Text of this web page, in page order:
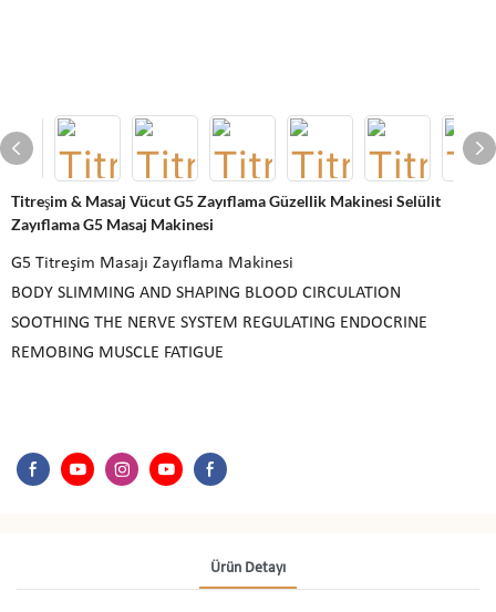
Titreşim & Masaj Vücut G5 Zayıflama Güzellik Makinesi Selülit
Zayıflama G5 Masaj Makinesi
G5 Titreşim Masajı Zayıflama Makinesi
BODY SLIMMING AND SHAPING BLOOD CIRCULATION
SOOTHING THE NERVE SYSTEM REGULATING ENDOCRINE
REMOBING MUSCLE FATIGUE
Ürün Detayı